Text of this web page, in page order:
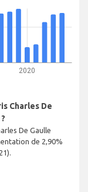
2020
Charles De
De Gaulle
de 2,90%